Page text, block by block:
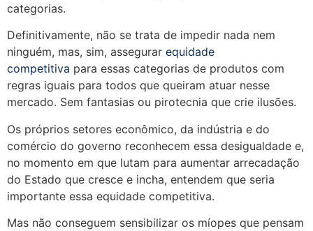
categorias.
Definitivamente, não se trata de impedir nada nem
ninguém, mas, sim, assegurar equidade
competitiva para essas categorias de produtos com
regras iguais para todos que queiram atuar nesse
mercado. Sem fantasias ou pirotecnia que crie ilusões.
Os próprios setores econômico, da indústria e do
comércio do governo reconhecem essa desigualdade e,
no momento em que lutam para aumentar arrecadação
do Estado que cresce e incha, entendem que seria
importante essa equidade competitiva.
Mas não conseguem sensibilizar os míopes que pensam